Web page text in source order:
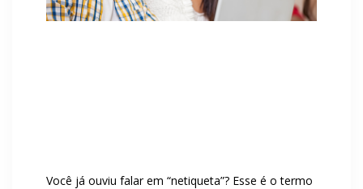
Você já ouviu falar em “netiqueta”? Esse é o termo